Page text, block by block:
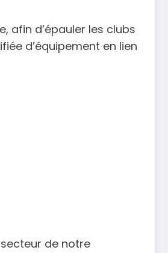
afin d’épauler les clubs
d’équipement en lien
de notre